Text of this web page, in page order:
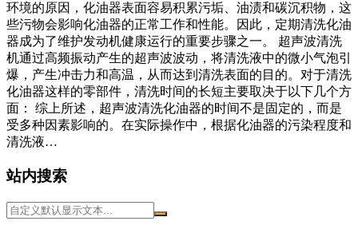
环境的原因，化油器表面容易积累污垢、油渍和碳沉积物，这
些污物会影响化油器的正常工作和性能。因此，定期清洗化油
器成为了维护发动机健康运行的重要步骤之一。 超声波清洗
机通过高频振动产生的超声波波动，将清洗液中的微小气泡引
爆，产生冲击力和高温，从而达到清洗表面的目的。对于清洗
化油器这样的零部件，清洗时间的长短主要取决于以下几个方
面： 综上所述，超声波清洗化油器的时间不是固定的，而是
受多种因素影响的。在实际操作中，根据化油器的污染程度和
清洗液…
站内搜索